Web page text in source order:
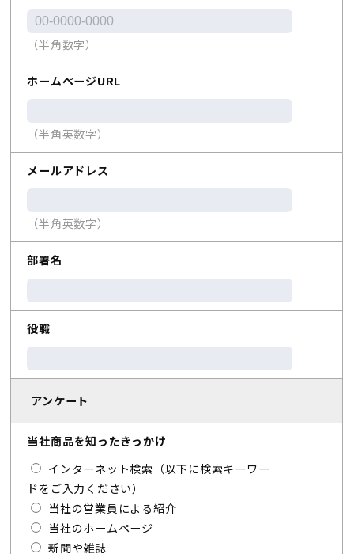
（半角数字）
ホームページURL
（半角英数字）
メールアドレス
（半角英数字）
部署名
役職
アンケート
当社商品を知ったきっかけ
インターネット検索（以下に検索キーワー
ドをご入力ください）
当社の営業員による紹介
当社のホームページ
新聞や雑誌